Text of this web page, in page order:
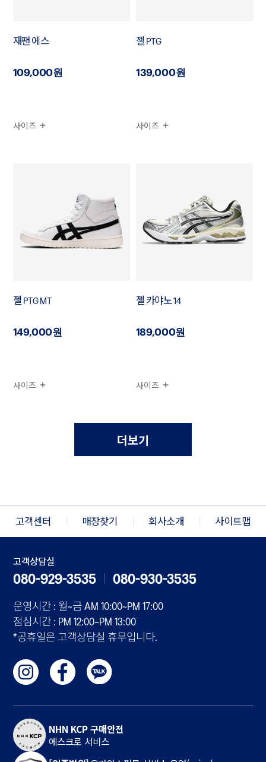
재팬 에스
109,000원
사이즈
젤 PTG
139,000원
사이즈
젤 PTG MT
149,000원
사이즈
젤 카야노 14
189,000원
사이즈
더보기
고객센터 매장찾기 회사소개 사이트맵
고객상담실
080-929-3535 080-930-3535
운영시간 : 월~금 AM 10:00~PM 17:00
점심시간 : PM 12:00~PM 13:00
*공휴일은 고객상담실 휴무입니다.
NHN KCP 구매안전
에스크로 서비스